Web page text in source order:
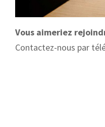
Vous aimeriez
Contactez-nous par